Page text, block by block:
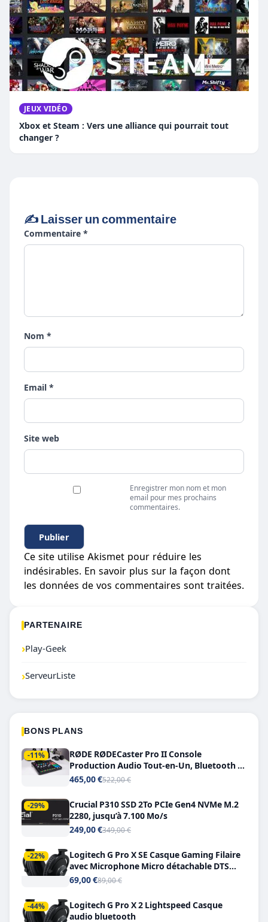
JEUX VIDÉO
Xbox et Steam : Vers une alliance qui pourrait tout
changer ?
✍️ Laisser un commentaire
Commentaire *
Nom *
Email *
Site web
Enregistrer mon nom et mon
email pour mes prochains
commentaires.
Ce site utilise Akismet pour réduire les
indésirables. En savoir plus sur la façon dont
les données de vos commentaires sont traitées.
PARTENAIRE
›Play-Geek
›ServeurListe
BONS PLANS
-11%
RØDE RØDECaster Pro II Console
Production Audio Tout-en-Un, Bluetooth et
Double USB-C
465,00 €522,00 €
-29%
Crucial P310 SSD 2To PCIe Gen4 NVMe M.2
2280, jusqu’à 7.100 Mo/s
249,00 €349,00 €
-22%
Logitech G Pro X SE Casque Gaming Filaire
avec Microphone Micro détachable DTS
Headphone X 7.1
69,00 €89,00 €
-44%
Logitech G Pro X 2 Lightspeed Casque
audio bluetooth